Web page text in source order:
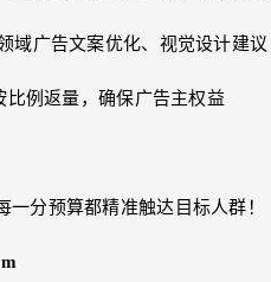
域广告文案优化、视觉设计建议
比例返量，确保广告主权益
分预算都精准触达目标人群！